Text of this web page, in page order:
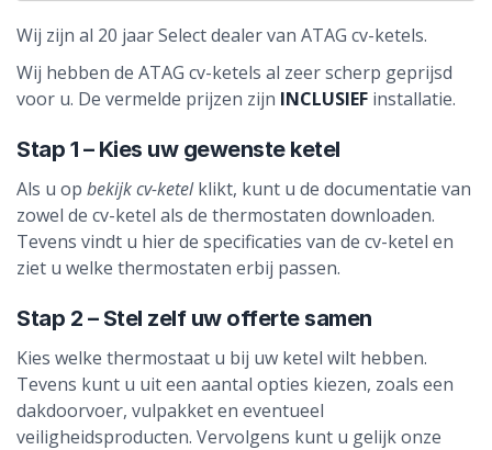
Wij zijn al 20 jaar Select dealer van ATAG cv-ketels.
Wij hebben de ATAG cv-ketels al zeer scherp geprijsd
voor u. De vermelde prijzen zijn INCLUSIEF installatie.
Stap 1 – Kies uw gewenste ketel
Als u op bekijk cv-ketelklikt, kunt u de documentatie van
zowel de cv-ketel als de thermostaten downloaden.
Tevens vindt u hier de specificaties van de cv-ketel en
ziet u welke thermostaten erbij passen.
Stap 2 – Stel zelf uw offerte samen
Kies welke thermostaat u bij uw ketel wilt hebben.
Tevens kunt u uit een aantal opties kiezen, zoals een
dakdoorvoer, vulpakket en eventueel
veiligheidsproducten. Vervolgens kunt u gelijk onze